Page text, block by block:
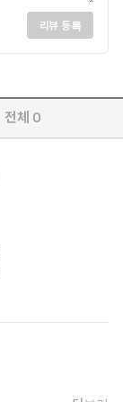
리뷰 등록
전체 0